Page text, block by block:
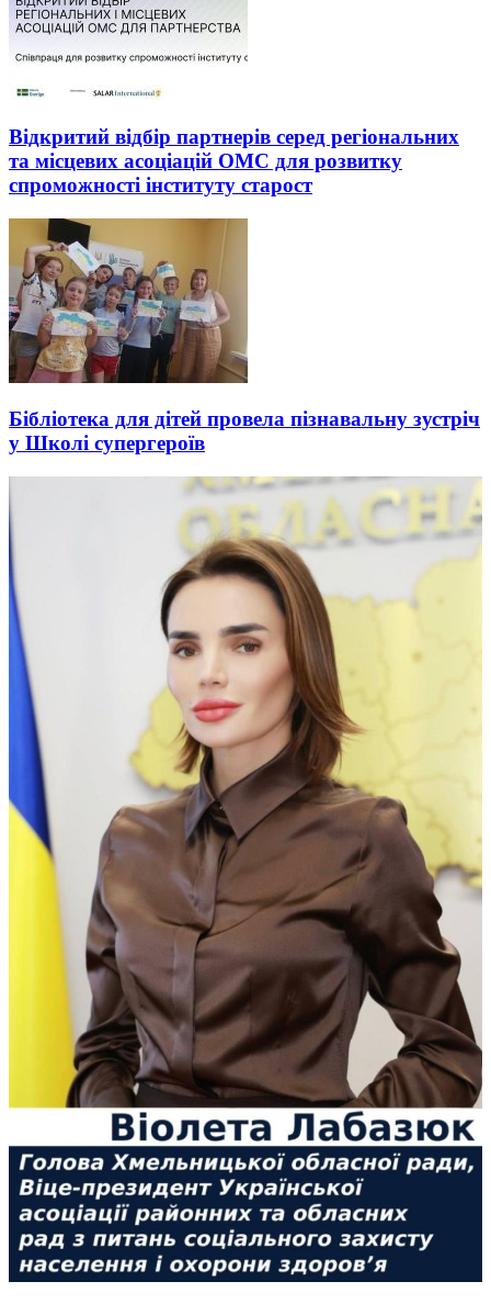
Відкритий відбір партнерів серед регіональних
та місцевих асоціацій ОМС для розвитку
спроможності інституту старост
Бібліотека для дітей провела пізнавальну зустріч
у Школі супергероїв